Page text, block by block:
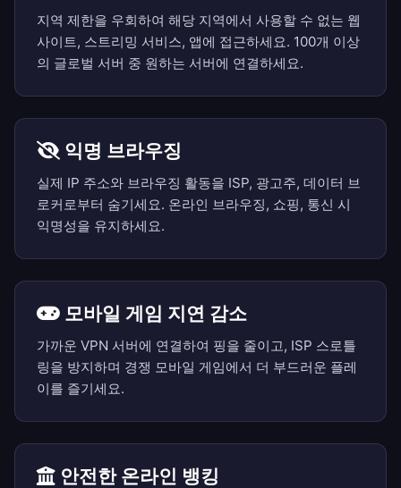
지역 제한을 우회하여 해당 지역에서 사용할 수 없는 웹
사이트, 스트리밍 서비스, 앱에 접근하세요. 100개 이상
의 글로벌 서버 중 원하는 서버에 연결하세요.
익명 브라우징
실제 IP 주소와 브라우징 활동을 ISP, 광고주, 데이터 브
로커로부터 숨기세요. 온라인 브라우징, 쇼핑, 통신 시
익명성을 유지하세요.
모바일 게임 지연 감소
가까운 VPN 서버에 연결하여 핑을 줄이고, ISP 스로틀
링을 방지하며 경쟁 모바일 게임에서 더 부드러운 플레
이를 즐기세요.
안전한 온라인 뱅킹